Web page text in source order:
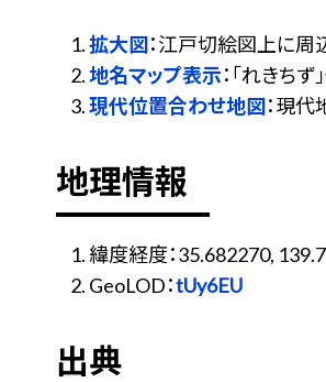
拡大図：江戸切絵図上に周
地名マップ表示：「れきち
現代位置合わせ地図：現
地理情報
緯度経度：35.682270,
GeoLOD：tUy6EU
出典